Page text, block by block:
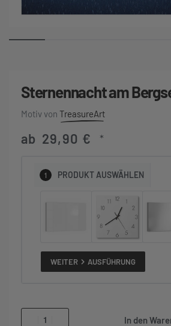
Sternennacht am
TreasureArt
ab 29,90 € *
1 PRODUKT AUSWÄHLEN
WEITER AUSFÜHRUNG
In den